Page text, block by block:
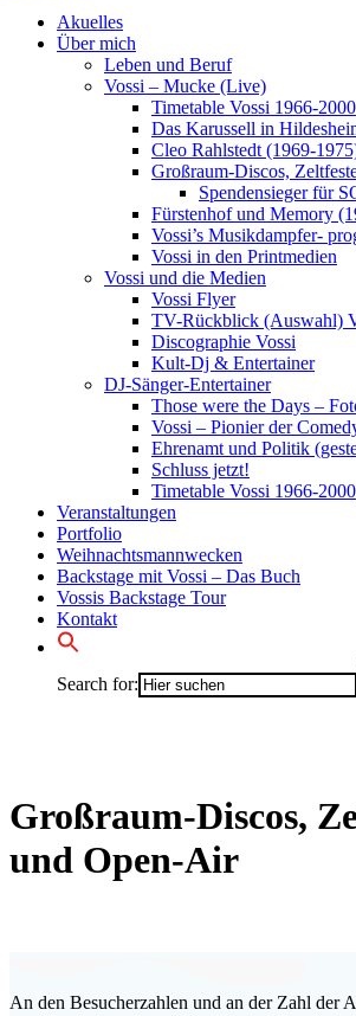
Akuelles
Über mich
Leben und Beruf
Vossi – Mucke (Live)
Timetable Vossi 1966-2000
Das Karussell in
Cleo Rahlstedt (1969-
Großraum-Discos,
Spendensieger für
Fürstenhof und Memory
Vossi’s Musikdampfer-
Vossi in den Printmedien
Vossi und die Medien
Vossi Flyer
TV-Rückblick (Auswahl)
Discographie Vossi
Kult-Dj & Entertainer
DJ-Sänger-Entertainer
Those were the Days –
Vossi – Pionier der
Ehrenamt und Politik
Schluss jetzt!
Timetable Vossi 1966-2000
Veranstaltungen
Portfolio
Weihnachtsmannwecken
Backstage mit Vossi – Das Buch
Vossis Backstage Tour
Kontakt
Search for:
Großraum-Discos,
und Open-Air
An den Besucherzahlen und an der Zahl der